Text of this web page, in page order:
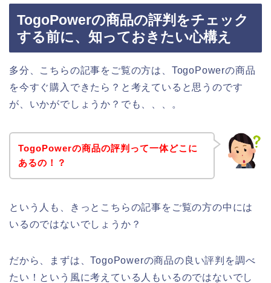
TogoPowerの商品の評判をチェック
する前に、知っておきたい心構え
多分、こちらの記事をご覧の方は、TogoPowerの商品
を今すぐ購入できたら？と考えていると思うのです
が、いかがでしょうか？でも、、、。
TogoPowerの商品の評判って一体どこに
あるの！？
という人も、きっとこちらの記事をご覧の方の中には
いるのではないでしょうか？
だから、まずは、TogoPowerの商品の良い評判を調べ
たい！という風に考えている人もいるのではないでし